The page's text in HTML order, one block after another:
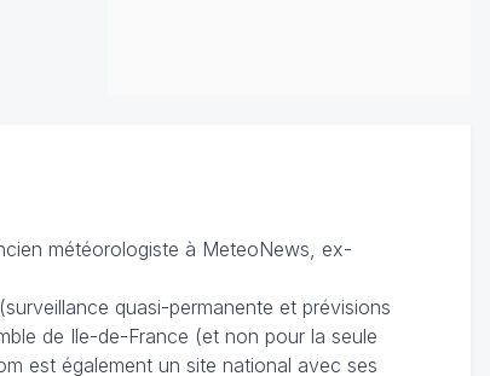
météorologiste à MeteoNews, ex-
quasi-permanente et prévisions
de Ile-de-France (et non pour la seule
est également un site national avec ses